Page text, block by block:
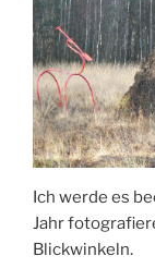
Ich werde es
Jahr
Blickwinkeln.